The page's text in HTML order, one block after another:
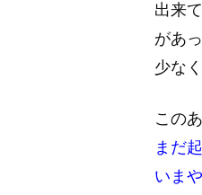
出来
があ
少な
この
まだ
いま